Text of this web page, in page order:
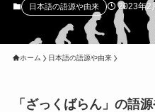
日本語の語源や由来 2023年2
ホーム 日本語の語源や由来
「ざっくばらん」の語